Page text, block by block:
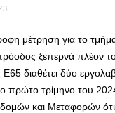
μέτρηση για το
ξεπερνά πλέον
διαθέτει δύο
πρώτο τρίμηνο του 2024
και Μεταφορών